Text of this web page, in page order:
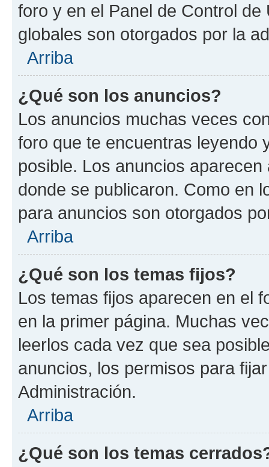
foro y en el Panel de Control
globales son otorgados por la
Arriba
¿Qué son los anuncios?
Los anuncios muchas veces
foro que te encuentras leyendo
posible. Los anuncios
donde se publicaron. Como en
para anuncios son otorgados
Arriba
¿Qué son los temas fijos?
Los temas fijos aparecen en el
en la primer página. Muchas
leerlos cada vez que sea
anuncios, los permisos para
Administración.
Arriba
¿Qué son los temas